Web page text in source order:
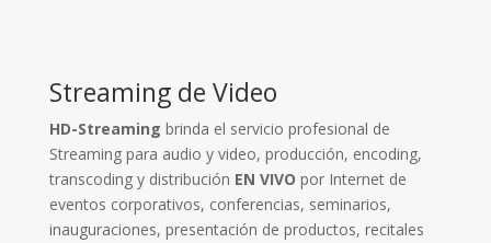
Streaming de Video
HD-Streaming brinda el servicio profesional de
Streaming para audio y video, producción, encoding,
transcoding y distribución EN VIVO por Internet de
eventos corporativos, conferencias, seminarios,
inauguraciones, presentación de productos, recitales